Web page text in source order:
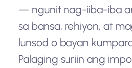
— ngunit nag-iiba-iba
sa bansa, rehiyon, at
lunsod o bayan
Palaging suriin ang